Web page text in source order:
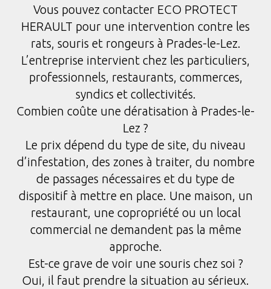
Vous pouvez contacter ECO PROTECT
HERAULT pour une intervention contre les
rats, souris et rongeurs à Prades-le-Lez.
L’entreprise intervient chez les particuliers,
professionnels, restaurants, commerces,
syndics et collectivités.
Combien coûte une dératisation à Prades-le-
Lez ?
Le prix dépend du type de site, du niveau
d’infestation, des zones à traiter, du nombre
de passages nécessaires et du type de
dispositif à mettre en place. Une maison, un
restaurant, une copropriété ou un local
commercial ne demandent pas la même
approche.
Est-ce grave de voir une souris chez soi ?
Oui, il faut prendre la situation au sérieux.